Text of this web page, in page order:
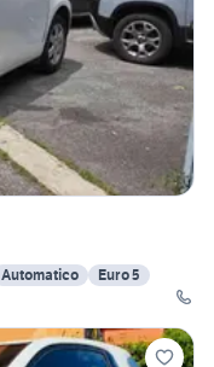
Automatico
Euro 5